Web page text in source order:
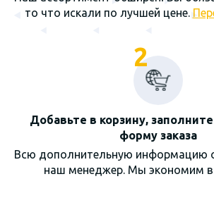
то что искали по лучшей цене.
2
Добавьте в корзину,
форму заказа
Всю дополнительную информацию о
наш менеджер. Мы экономим